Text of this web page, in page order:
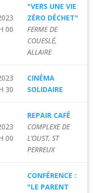
00
"VERS UNE VIE
ZÉRO DÉCHET"
FERME DE
COUESLÉ,
ALLAIRE
30
CINÉMA
SOLIDAIRE
00
REPAIR CAFÉ
COMPLEXE DE
L’OUST, ST
PERREUX
CONFÉRENCE :
"LE PARENT